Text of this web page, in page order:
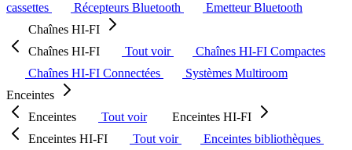
cassettes
Récepteurs Bluetooth
Emetteur Bluetooth
Chaînes HI-FI
Chaînes HI-FI
Tout voir
Chaînes HI-FI Compactes
Chaînes HI-FI Connectées
Systèmes Multiroom
Enceintes
Enceintes
Tout voir
Enceintes HI-FI
Enceintes HI-FI
Tout voir
Enceintes bibliothèques